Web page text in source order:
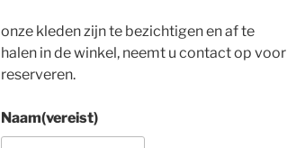
onze kleden zijn te bezichtigen en af te
halen in de winkel, neemt u contact op voor
reserveren.
Naam(vereist)